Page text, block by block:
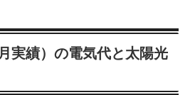
実績）の電気代と太陽光